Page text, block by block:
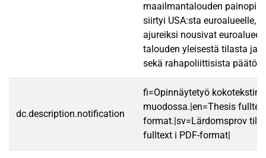
maailmantalouden
siirtyi USA:sta euroalueelle,
ajureiksi nousivat
talouden yleisestä tilasta ja
sekä rahapoliittisista
dc.description.notification
fi=Opinnäytetyö kokotekstinä
muodossa.|en=Thesis
format.|sv=Lärdomsprov
fulltext i PDF-format|